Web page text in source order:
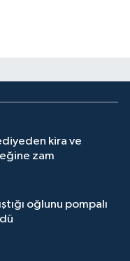
kira ve
zam
oğlunu pompalı